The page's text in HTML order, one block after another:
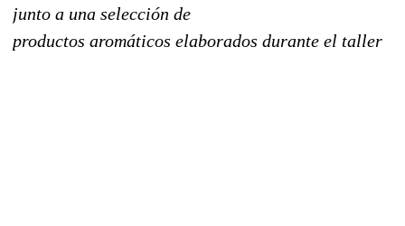
junto a una selección de
productos aromáticos elaborados durante el taller